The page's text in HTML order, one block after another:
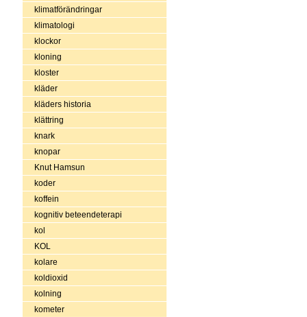
klimatförändringar
klimatologi
klockor
kloning
kloster
kläder
kläders historia
klättring
knark
knopar
Knut Hamsun
koder
koffein
kognitiv beteendeterapi
kol
KOL
kolare
koldioxid
kolning
kometer